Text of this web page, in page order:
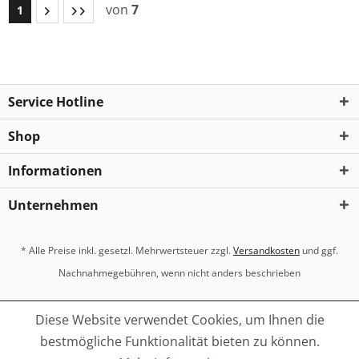
1 von 7
Service Hotline
Shop
Informationen
Unternehmen
* Alle Preise inkl. gesetzl. Mehrwertsteuer zzgl.Versandkosten und ggf.
Nachnahmegebühren, wenn nicht anders beschrieben
Diese Website verwendet Cookies, um Ihnen die
bestmögliche Funktionalität bieten zu können.